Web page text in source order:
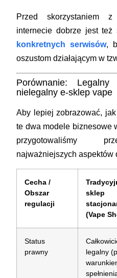
Przed skorzystaniem
internecie dobrze jest też
konkretnych serwisów,
oszustom działającym w
Porównanie:
nielegalny e-sklep vape
Aby lepiej zobrazować,
te dwa modele biznesowe
przygotowaliśmy
najważniejszych aspektów
Cecha /
Obszar
regulacji
sklep
(Vape
Status
prawny
legalny